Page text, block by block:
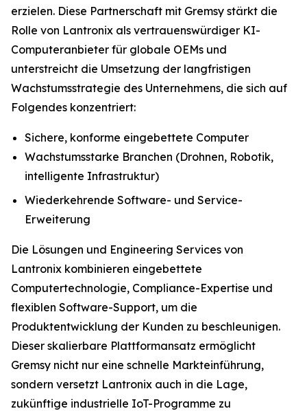
erzielen. Diese Partnerschaft mit Gremsy stärkt die
Rolle von Lantronix als vertrauenswürdiger KI-
Computeranbieter für globale OEMs und
unterstreicht die Umsetzung der langfristigen
Wachstumsstrategie des Unternehmens, die sich auf
Folgendes konzentriert:
Sichere, konforme eingebettete Computer
Wachstumsstarke Branchen (Drohnen, Robotik,
intelligente Infrastruktur)
Wiederkehrende Software- und Service-
Erweiterung
Die Lösungen und Engineering Services von
Lantronix kombinieren eingebettete
Computertechnologie, Compliance-Expertise und
flexiblen Software-Support, um die
Produktentwicklung der Kunden zu beschleunigen.
Dieser skalierbare Plattformansatz ermöglicht
Gremsy nicht nur eine schnelle Markteinführung,
sondern versetzt Lantronix auch in die Lage,
zukünftige industrielle IoT-Programme zu